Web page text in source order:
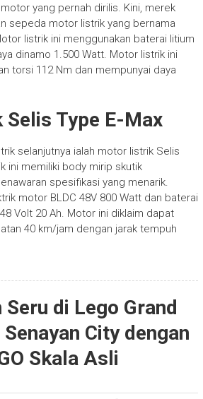
yang pernah dirilis. Kini, merek
sepeda motor listrik yang bernama
listrik ini menggunakan baterai litium
dinamo 1.500 Watt. Motor listrik ini
torsi 112 Nm dan mempunyai daya
Type E-Max
selanjutnya ialah motor listrik Selis
ini memiliki body mirip skutik
spesifikasi yang menarik.
motor BLDC 48V 800 Watt dan baterai
Volt 20 Ah. Motor ini diklaim dapat
40 km/jam dengan jarak tempuh
di Lego Grand
City dengan
Skala Asli